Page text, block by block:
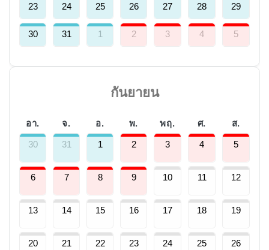
23 24 25 26 27 28 29
30 31 1 2 3 4 5
กันยายน
อา. จ. อ. พ. พฤ. ศ. ส.
30 31 1 2 3 4 5
6 7 8 9 10 11 12
13 14 15 16 17 18 19
20 21 22 23 24 25 26